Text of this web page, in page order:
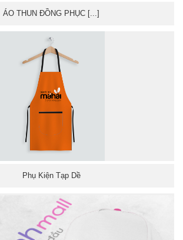
ÁO THUN ĐỒNG PHỤC [...]
Phụ Kiện Tạp Dề